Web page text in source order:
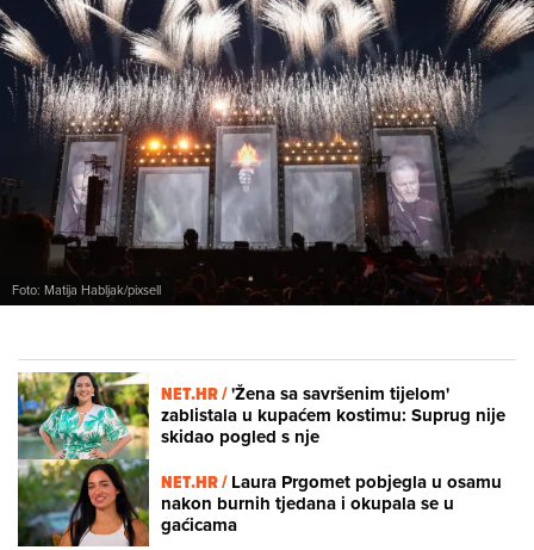
Foto: Matija Habljak/pixsell
NET.HR /'Žena sa savršenim tijelom'
zablistala u kupaćem kostimu: Suprug nije
skidao pogled s nje
NET.HR /Laura Prgomet pobjegla u osamu
nakon burnih tjedana i okupala se u
gaćicama